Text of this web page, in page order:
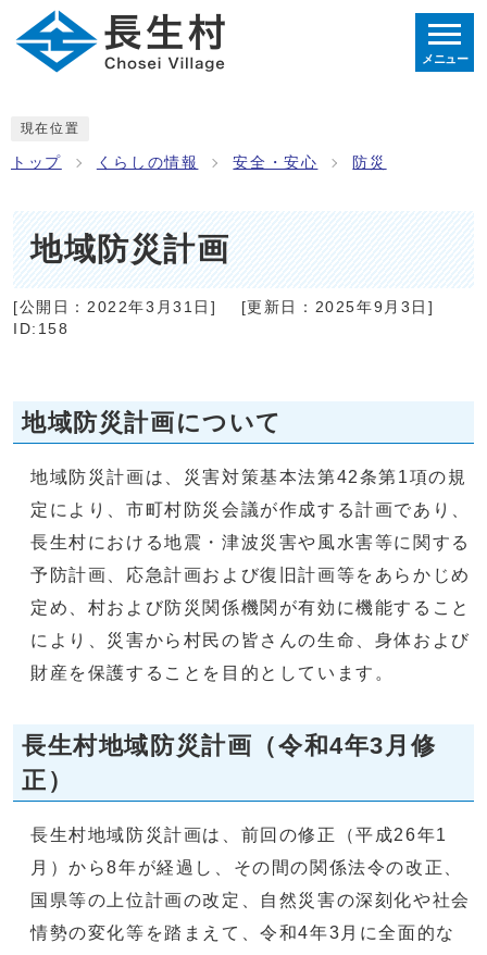
メニュー
現在位置
トップ くらしの情報 安全・安心 防災
地域防災計画
[公開日： 2022年3月31日 ] [更新日： 2025年9月3日]
ID:158
地域防災計画について
地域防災計画は、災害対策基本法第42条第1項の規
定により、市町村防災会議が作成する計画であり、
長生村における地震・津波災害や風水害等に関する
予防計画、応急計画および復旧計画等をあらかじめ
定め、村および防災関係機関が有効に機能すること
により、災害から村民の皆さんの生命、身体および
財産を保護することを目的としています。
長生村地域防災計画（令和4年3月修
正）
長生村地域防災計画は、前回の修正（平成26年1
月）から8年が経過し、その間の関係法令の改正、
国県等の上位計画の改定、自然災害の深刻化や社会
情勢の変化等を踏まえて、令和4年3月に全面的な